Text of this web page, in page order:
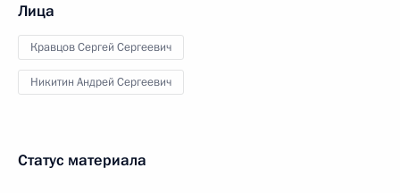
Лица
Кравцов Сергей Сергеевич
Никитин Андрей Сергеевич
Статус материала